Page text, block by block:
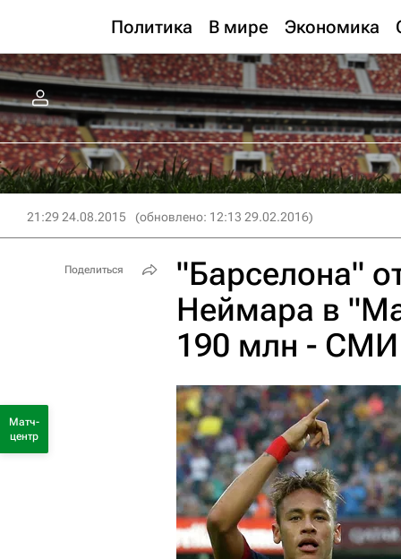
Политика В мире Экономика
21:29 24.08.2015 (обновлено: 12:13 29.02.2016)
"Барселона"
Неймара в
190 млн - СМИ
Поделиться
Матч-
центр